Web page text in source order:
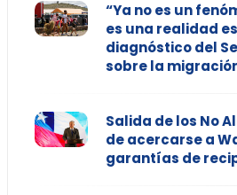
“Ya no es un
es una realidad
diagnóstico del
sobre la
Salida de los No
de acercarse a
garantías de